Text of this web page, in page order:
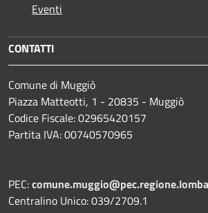
Eventi
CONTATTI
Comune di Muggiò
Piazza Matteotti, 1 - 20835 - Muggiò
Codice Fiscale: 02965420157
Partita IVA: 00740570965
PEC:
Centralino Unico: 039/2709.1